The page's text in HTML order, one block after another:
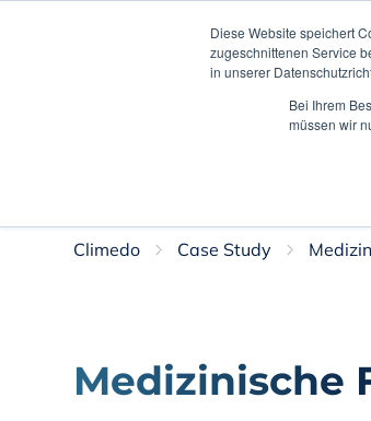
Diese Website speichert
zugeschnittenen Service
in unserer
Bei Ihrem
müssen wir
Climedo Case Study
Medizinische